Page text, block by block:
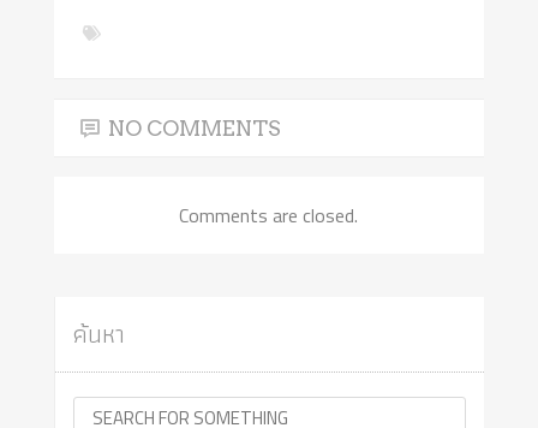
NO COMMENTS
Comments are closed.
ค้นหา